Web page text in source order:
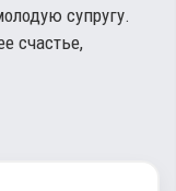
супругу.
счастье,